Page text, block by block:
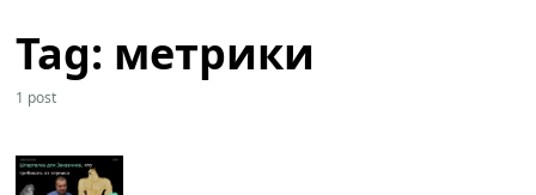
Tag: метрики
1 post